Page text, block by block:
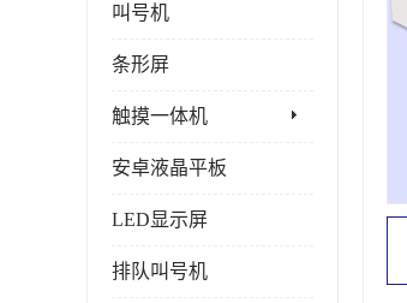
叫号机
条形屏
触摸一体机
安卓液晶平板
LED显示屏
排队叫号机